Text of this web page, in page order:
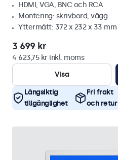
HDMI, VGA, BNC och RCA
Montering: skrivbord, vägg
Yttermått: 372 x 232 x 33 mm
3 699 kr
4 623,75 kr inkl. moms
Visa
Långsiktig
tillgänglighet
Fri frakt
och retur